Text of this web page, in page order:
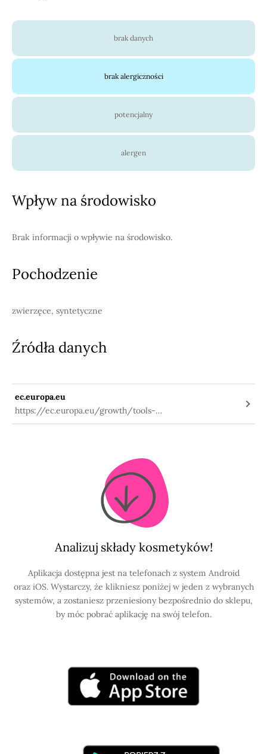
brak danych
brak alergiczności
potencjalny
alergen
Wpływ na środowisko
Brak informacji o wpływie na środowisko.
Pochodzenie
zwierzęce, syntetyczne
Źródła danych
ec.europa.eu
https://ec.europa.eu/growth/tools-
databases/cosing/index.cfm?
Analizuj składy kosmetyków!
Aplikacja dostępna jest na telefonach z system Android
oraz iOS. Wystarczy, że klikniesz poniżej w jeden z wybranych
systemów, a zostaniesz przeniesiony bezpośrednio do sklepu,
by móc pobrać aplikację na swój telefon.